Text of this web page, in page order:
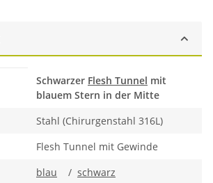
Schwarzer Flesh Tunnel mit
blauem Stern in der Mitte
Stahl (Chirurgenstahl 316L)
Flesh Tunnel mit Gewinde
blau / schwarz